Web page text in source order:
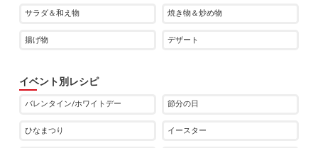
サラダ＆和え物 焼き物＆炒め物
揚げ物 デザート
イベント別レシピ
バレンタイン/ホワイトデー 節分の日
ひなまつり イースター